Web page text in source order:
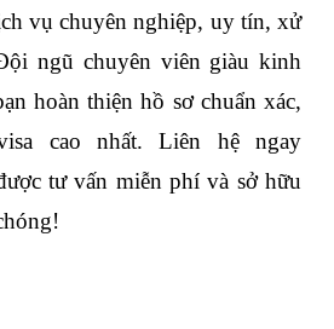
vụ chuyên nghiệp, uy tín, xử
ngũ chuyên viên giàu kinh
hoàn thiện hồ sơ chuẩn xác,
cao nhất. Liên hệ ngay
tư vấn miễn phí và sở hữu